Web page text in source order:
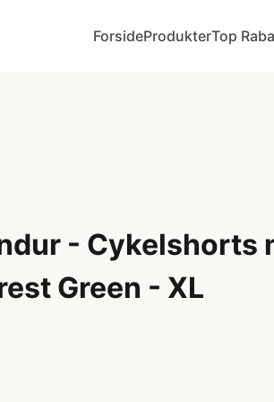
ForsideProdukterTop
- Cykelshorts
Green - XL